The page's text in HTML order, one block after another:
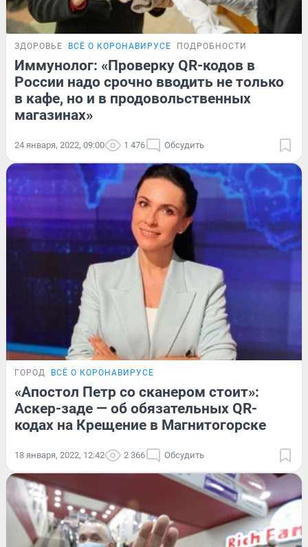
ЗДОРОВЬЕ ВСЁ О КОРОНАВИРУСЕ ПОДРОБНОСТИ
Иммунолог: «Проверку QR-кодов в
России надо срочно вводить не только
в кафе, но и в продовольственных
магазинах»
24 января, 2022, 09:00 1 476 Обсудить
ГОРОД ВСЁ О КОРОНАВИРУСЕ
«Апостол Петр со сканером стоит»:
Аскер-заде — об обязательных QR-
кодах на Крещение в Магнитогорске
18 января, 2022, 12:42 2 366 Обсудить